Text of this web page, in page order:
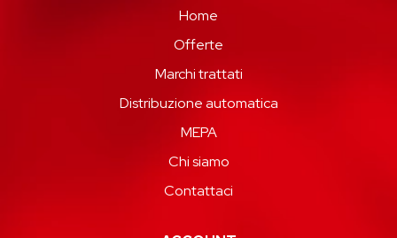
Home
Offerte
Marchi trattati
Distribuzione automatica
MEPA
Chi siamo
Contattaci